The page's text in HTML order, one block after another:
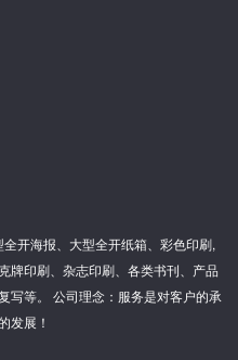
开海报、大型全开纸箱、彩色印刷,
牌印刷、杂志印刷、各类书刊、产品
写等。 公司理念：服务是对客户的承
发展！